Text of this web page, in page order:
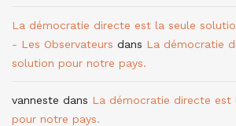
La démocratie directe est la seule
- Les Observateurs dans La démocratie
solution pour notre pays.
vanneste dans La démocratie directe est
pour notre pays.